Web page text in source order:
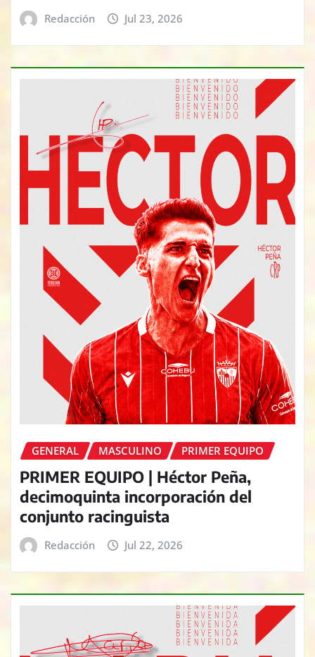
Redacción Jul 23, 2026
GENERAL MASCULINO PRIMER EQUIPO
PRIMER EQUIPO | Héctor Peña,
decimoquinta incorporación del
conjunto racinguista
Redacción Jul 22, 2026